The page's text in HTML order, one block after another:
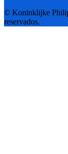
© Koninklijke
reservados.